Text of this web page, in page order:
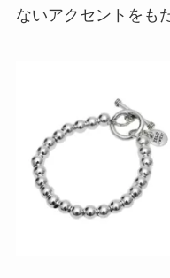
ないアクセントをも